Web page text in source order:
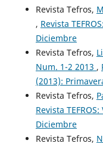
Revista Tefros,
, Revista
Diciembre
Revista Tefros,
Num. 1-2 2013 ,
(2013):
Revista Tefros,
Revista
Diciembre
Revista Tefros,